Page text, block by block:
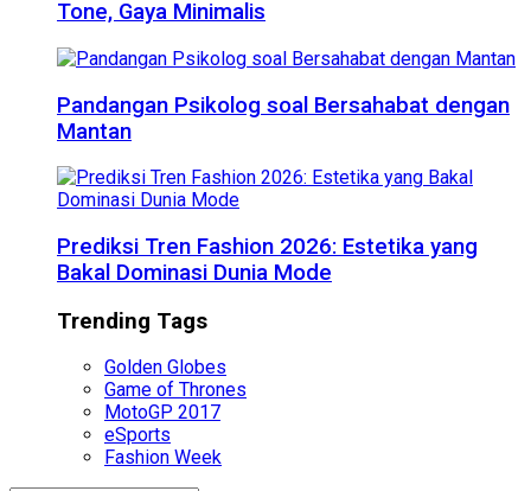
Tone, Gaya Minimalis
Pandangan Psikolog soal Bersahabat dengan
Mantan
Prediksi Tren Fashion 2026: Estetika yang
Bakal Dominasi Dunia Mode
Trending Tags
Golden Globes
Game of Thrones
MotoGP 2017
eSports
Fashion Week